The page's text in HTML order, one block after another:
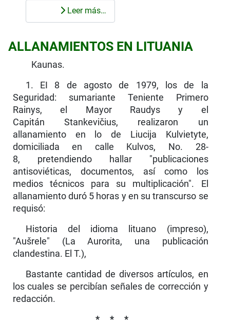
Leer más…
ALLANAMIENTOS EN LITUANIA
Kaunas.
1. EI 8 de agosto de 1979, los de la
Seguridad: sumariante Teniente Primero
Rainys, el Mayor Raudys y el
Capitán Stankevičius, realizaron un
allanamiento en lo de Liucija Kulvietyte,
domiciliada en calle Kulvos, No. 28-
8, pretendiendo hallar "publicaciones
antisoviéticas, documentos, así como los
medios técnicos para su multiplicación". El
allanamiento duró 5 horas y en su transcurso se
requisó:
Historia del idioma lituano (impreso),
"Aušrele" (La Aurorita, una publicación
clandesti­na. El T.),
Bastante cantidad de diversos artículos, en
los cuales se percibían señales de corrección y
redacción.
* * *